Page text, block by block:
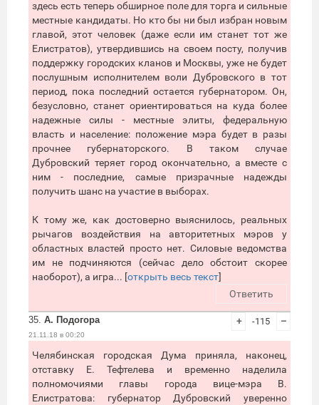
здесь есть теперь обширное поле для торга и сильные
местные кандидаты. Но кто бы ни был избран новым
главой, этот человек (даже если им станет тот же
Елистратов), утвердившись на своем посту, получив
поддержку городских кланов и Москвы, уже не будет
послушным исполнителем воли Дубровского в тот
период, пока последний остается губернатором. Он,
безусловно, станет ориентироваться на куда более
надежные силы - местные элиты, федеральную
власть и население: положение мэра будет в разы
прочнее губернаторского. В таком случае
Дубровский теряет город окончательно, а вместе с
ним - последние, самые призрачные надежды
получить шанс на участие в выборах.
К тому же, как достоверно выяснилось, реальных
рычагов воздействия на авторитетных мэров у
областных властей просто нет. Силовые ведомства
им не подчиняются (сейчас дело обстоит скорее
наоборот), а игра... [открыть весь текст]
Ответить
35. А. Подогора
21.11.18 в 00:20
+ -115 –
Челябинская городская Дума приняла, наконец,
отставку Е. Тефтелева и временно наделила
полномочиями главы города вице-мэра В.
Елистратова: губернатор Дубровский уверенно